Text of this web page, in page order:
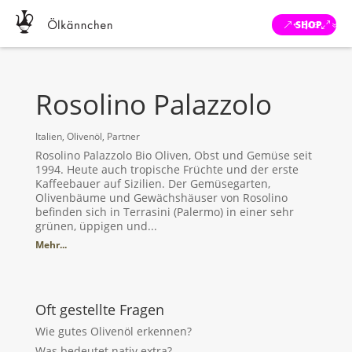
SHOP
Rosolino Palazzolo
Italien, Olivenöl, Partner
Rosolino Palazzolo Bio Oliven, Obst und Gemüse seit
1994. Heute auch tropische Früchte und der erste
Kaffeebauer auf Sizilien. Der Gemüsegarten,
Olivenbäume und Gewächshäuser von Rosolino
befinden sich in Terrasini (Palermo) in einer sehr
grünen, üppigen und...
Mehr...
Oft gestellte Fragen
Wie gutes Olivenöl erkennen?